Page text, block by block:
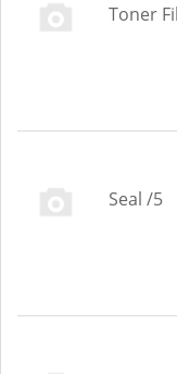
Toner
Seal /5